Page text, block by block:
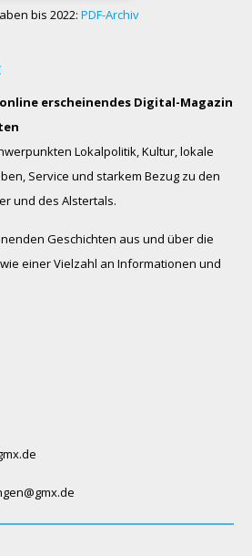
bis 2022: PDF-Archiv
erscheinendes Digital-Magazin
Lokalpolitik, Kultur, lokale
Service und starkem Bezug zu den
und des Alstertals.
Geschichten aus und über die
einer Vielzahl an Informationen und